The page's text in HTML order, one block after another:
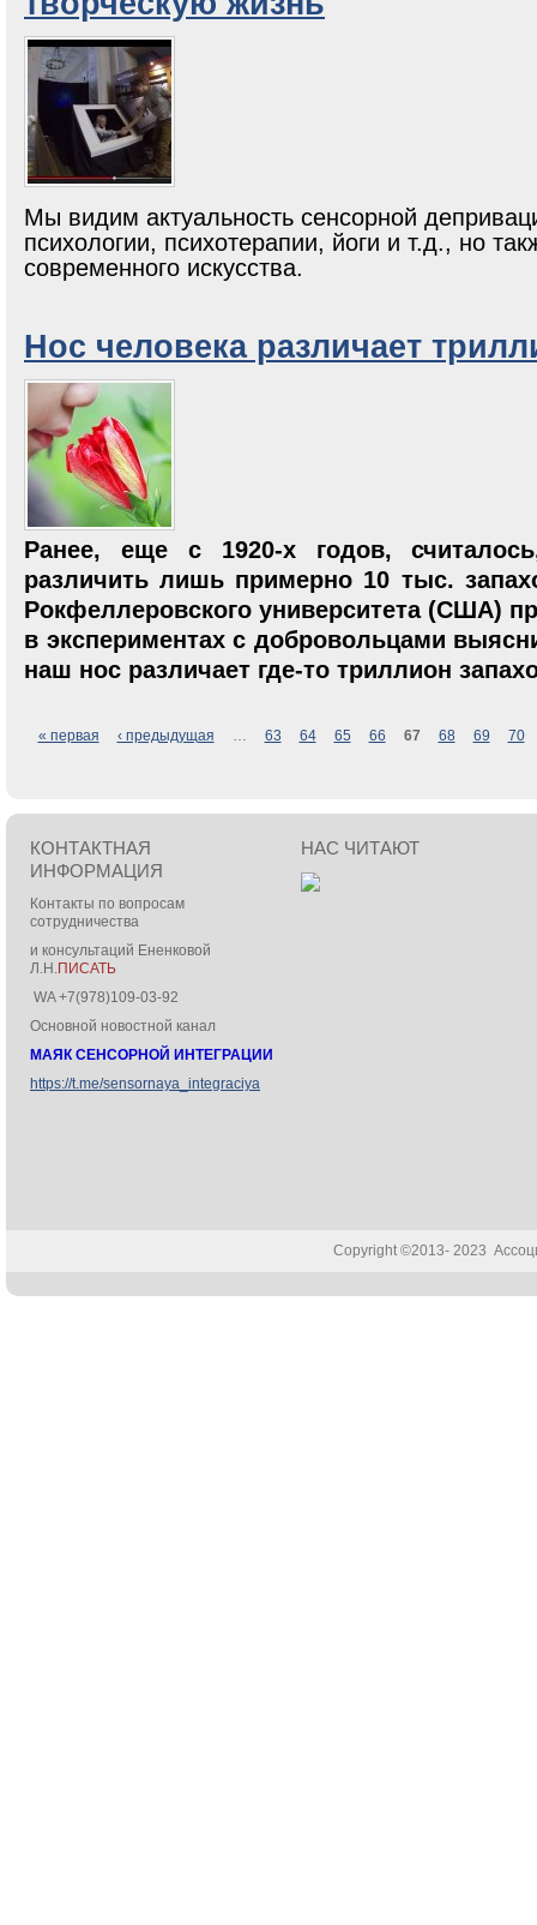
Мы видим актуальность сенсорной
психологии, психотерапии, йоги и т.д., но
современного искусства.
Нос человека различает
Ранее, еще с 1920-х годов,
различить лишь примерно 10 тыс.
Рокфеллеровского университета (США)
в экспериментах с добровольцами
наш нос различает где-то триллион
« первая ‹ предыдущая 63 64 65 66 67 68 69 70
КОНТАКТНАЯ
ИНФОРМАЦИЯ
Контакты по вопросам
сотрудничества
и консультаций Ененковой
Л.Н. ПИСАТЬ
WA +7(978)109-03-92
Основной новостной канал
МАЯК СЕНСОРНОЙ ИНТЕГРАЦИИ
https://t.me/sensornaya_integraciya
НАС ЧИТАЮТ
Copyright ©2013- 2023